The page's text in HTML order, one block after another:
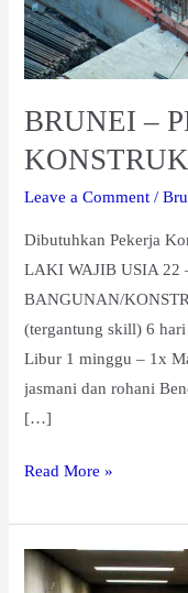
BRUNEI –
Leave a Comment /
Dibutuhkan Pekerja
LAKI WAJIB USIA 22
BANGUNAN/
(tergantung skill) 6
Libur 1 minggu – 1x
jasmani dan rohani
[…]
Read More »
BRUNEI